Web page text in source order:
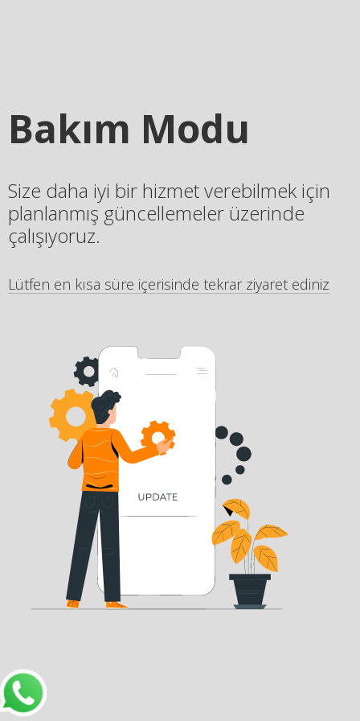
Bakım Modu
Size daha iyi bir hizmet verebilmek için
planlanmış güncellemeler üzerinde
çalışıyoruz.
Lütfen en kısa süre içerisinde tekrar ziyaret ediniz